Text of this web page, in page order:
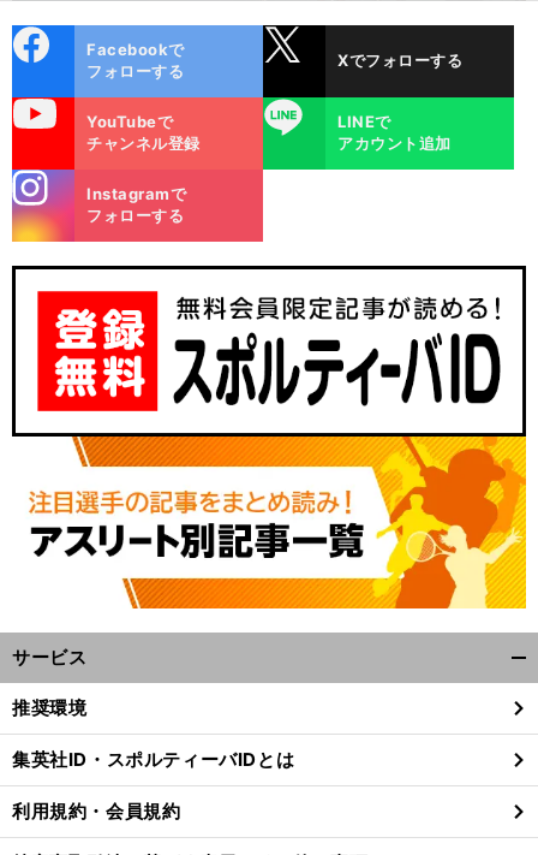
ok
Facebookで
フォローする
Xでフォローする
YouTubeで
チャンネル登録
LINE
LINEで
アカウント追加
m
Instagramで
フォローする
サービス
閉
る
推奨環境
集英社ID・スポルティーバIDとは
利用規約・会員規約